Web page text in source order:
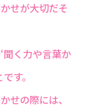
せが大切だそ
聞く力や言葉か
す。
せの際には、